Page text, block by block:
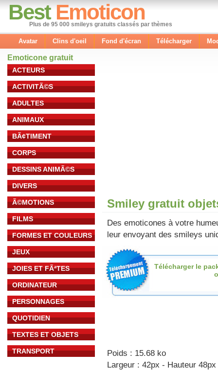
Best Emoticon
Plus de 95 000 smileys gratuits classés par thèmes
Avatar Clins d'oeil Fond d'écran Télécharger
Emoticone gratuit
ACTEURS
ACTIVITÃ©S
ADULTES
ANIMAUX
BÃ¢TIMENT
CORPS
DESSINS ANIMÃ©S
DIVERS
Ã©MOTIONS
FILMS
FORMES ET COULEURS
JEUX
JOIES ET FÃªTES
ORDINATEUR
PERSONNAGES
QUOTIDIEN
TEXTES ET OBJETS
TRANSPORT
Smiley gratuit
Des emoticones à votre
leur envoyant des smileys
Télécharger le
Poids : 15.68 ko
Largeur : 42px - Hauteur 48px